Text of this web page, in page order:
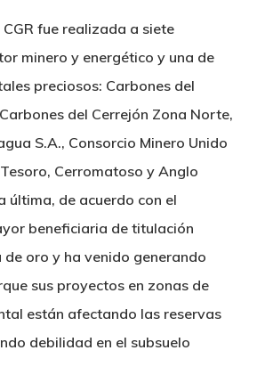
fue realizada a siete
minero y energético y una de
preciosos: Carbones del
del Cerrejón Zona Norte,
S.A., Consorcio Minero Unido
Cerromatoso y Anglo
última, de acuerdo con el
beneficiaria de titulación
de oro y ha venido generando
sus proyectos en zonas de
están afectando las reservas
debilidad en el subsuelo